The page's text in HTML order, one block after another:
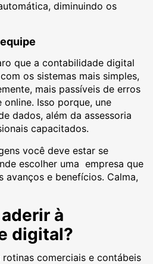
diminuindo os
que a contabilidade digital
os sistemas mais simples,
mais passíveis de erros
Isso porque, une
dados, além da assessoria
capacitados.
você deve estar se
escolher uma empresa que
avanços e benefícios. Calma,
à
digital?
comerciais e contábeis